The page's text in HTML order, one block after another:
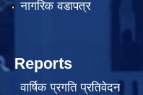
नागरिक वडापत्र
Reports
वार्षिक प्रगति प्रतिवेदन